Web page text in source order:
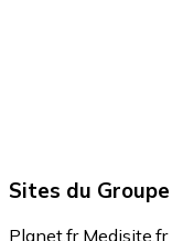
Sites du Groupe
Planet.fr Medisite.fr